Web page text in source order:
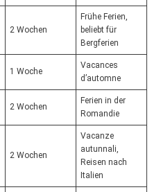
2 Wochen
Frühe Ferien,
beliebt für
Bergferien
1 Woche
Vacances
d’automne
2 Wochen
Ferien in der
Romandie
2 Wochen
Vacanze
autunnali,
Reisen nach
Italien